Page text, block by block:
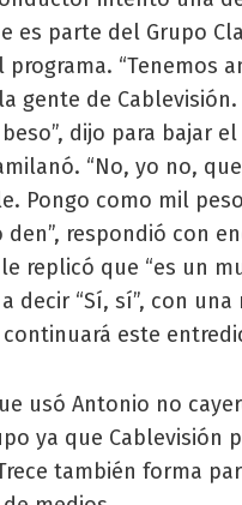
es parte del Grupo
“Tenemos
gente de Cablevisión.
dijo para bajar
“No, yo no,
Pongo como mil
den”, respondió con
replicó que “es un
decir “Sí, sí”, con una
este
usó Antonio no
ya que Cablevisión
también forma